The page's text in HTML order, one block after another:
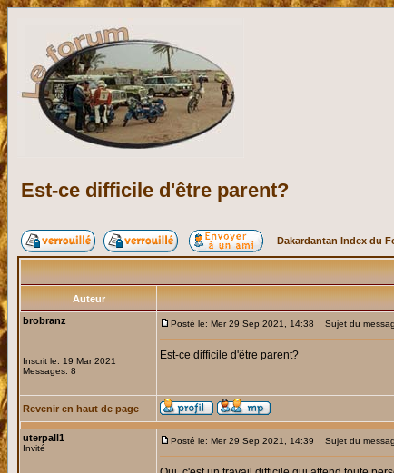
Est-ce difficile d'être parent?
Dakardantan Index du
Auteur
brobranz
Inscrit le: 19 Mar 2021
Messages: 8
Posté le: Mer 29 Sep 2021, 14:38 Sujet du
Est-ce difficile d'être parent?
Revenir en haut de page
uterpall1
Invité
Posté le: Mer 29 Sep 2021, 14:39 Sujet du